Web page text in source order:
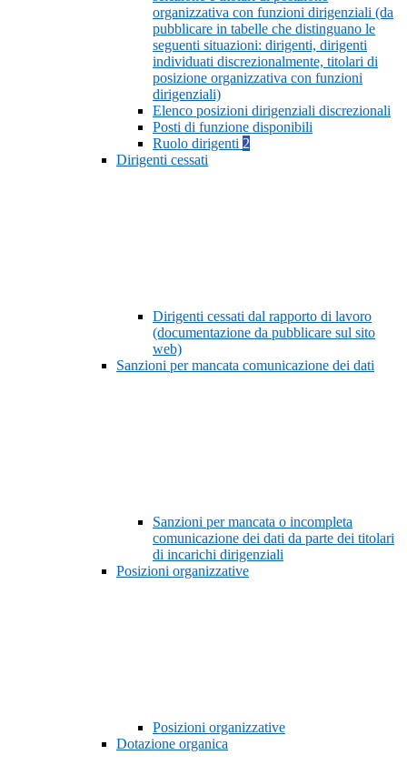
organizzativa con funzioni dirigenziali (da
pubblicare in tabelle che distinguano le
seguenti situazioni: dirigenti, dirigenti
individuati discrezionalmente, titolari di
posizione organizzativa con funzioni
dirigenziali)
Elenco posizioni dirigenziali discrezionali
Posti di funzione disponibili
Ruolo dirigenti 2
Dirigenti cessati
Dirigenti cessati dal rapporto di lavoro
(documentazione da pubblicare sul sito
web)
Sanzioni per mancata comunicazione dei dati
Sanzioni per mancata o incompleta
comunicazione dei dati da parte dei titolari
di incarichi dirigenziali
Posizioni organizzative
Posizioni organizzative
Dotazione organica